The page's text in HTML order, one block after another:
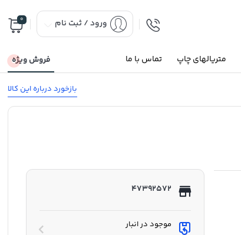
ورود / ثبت نام 0
متریالهای چاپ تماس با ما فروش ویژه
بازخورد درباره این کالا
47392572
موجود در انبار